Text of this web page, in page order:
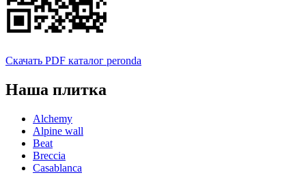
Скачать PDF каталог peronda
Наша плитка
Alchemy
Alpine wall
Beat
Breccia
Casablanca